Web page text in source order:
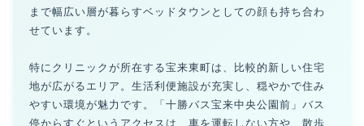
まで幅広い層が暮らすベッドタウンとしての顔も持ち合わ
せています。
特にクリニックが所在する宝来東町は、比較的新しい住宅
地が広がるエリア。生活利便施設が充実し、穏やかで住み
やすい環境が魅力です。「十勝バス宝来中央公園前」バス
停からすぐというアクセスは、車を運転しない方や、散歩